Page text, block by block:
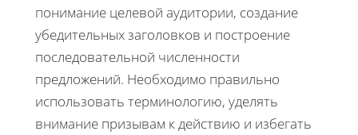
понимание целевой аудитории, создание
убедительных заголовков и построение
последовательной численности
предложений. Необходимо правильно
использовать терминологию, уделять
внимание призывам к действию и избегать